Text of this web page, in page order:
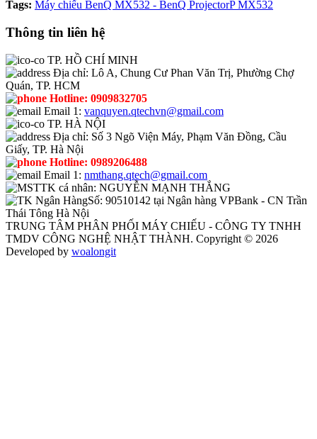
Tags: Máy chiếu BenQ MX532 - BenQ ProjectorP MX532
Thông tin liên hệ
TP. HỒ CHÍ MINH
Địa chỉ: Lô A, Chung Cư Phan Văn Trị, Phường Chợ
Quán, TP. HCM
Hotline: 0909832705
Email 1: vanquyen.qtechvn@gmail.com
TP. HÀ NỘI
Địa chỉ: Số 3 Ngõ Viện Máy, Phạm Văn Đồng, Cầu
Giấy, TP. Hà Nội
Hotline: 0989206488
Email 1: nmthang.qtech@gmail.com
TK cá nhân: NGUYỄN MẠNH THẮNG
Số: 90510142 tại Ngân hàng VPBank - CN Trần
Thái Tông Hà Nội
TRUNG TÂM PHÂN PHỐI MÁY CHIẾU - CÔNG TY TNHH
TMDV CÔNG NGHỆ NHẬT THÀNH. Copyright © 2026
Developed by woalongit